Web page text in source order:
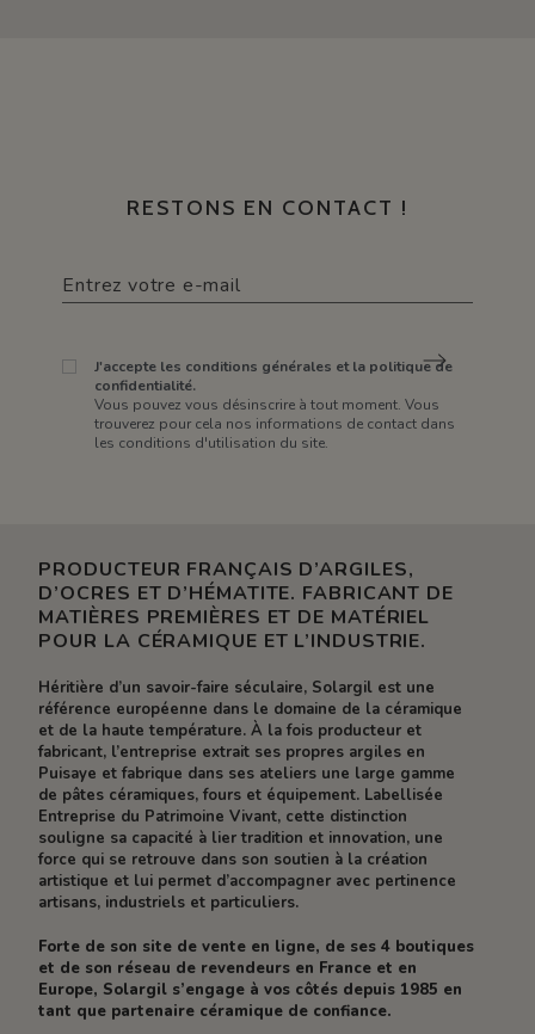
RESTONS EN CONTACT !
J'accepte les conditions générales et la politique de
confidentialité.
Vous pouvez vous désinscrire à tout moment. Vous
trouverez pour cela nos informations de contact dans
les conditions d'utilisation du site.
PRODUCTEUR FRANÇAIS D’ARGILES,
D’OCRES ET D’HÉMATITE. FABRICANT DE
MATIÈRES PREMIÈRES ET DE MATÉRIEL
POUR LA CÉRAMIQUE ET L’INDUSTRIE.
Héritière d’un savoir-faire séculaire, Solargil est une
référence européenne dans le domaine de la céramique
et de la haute température. À la fois producteur et
fabricant, l’entreprise extrait ses propres argiles en
Puisaye et fabrique dans ses ateliers une large gamme
de pâtes céramiques, fours et équipement. Labellisée
Entreprise du Patrimoine Vivant, cette distinction
souligne sa capacité à lier tradition et innovation, une
force qui se retrouve dans son soutien à la création
artistique et lui permet d’accompagner avec pertinence
artisans, industriels et particuliers.
Forte de son site de vente en ligne, de ses 4 boutiques
et de son réseau de revendeurs en France et en
Europe, Solargil s’engage à vos côtés depuis 1985 en
tant que partenaire céramique de confiance.